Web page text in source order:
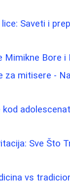
Saveti i
Mimikne Bore i
za mitisere -
kod
Sve Što
vs